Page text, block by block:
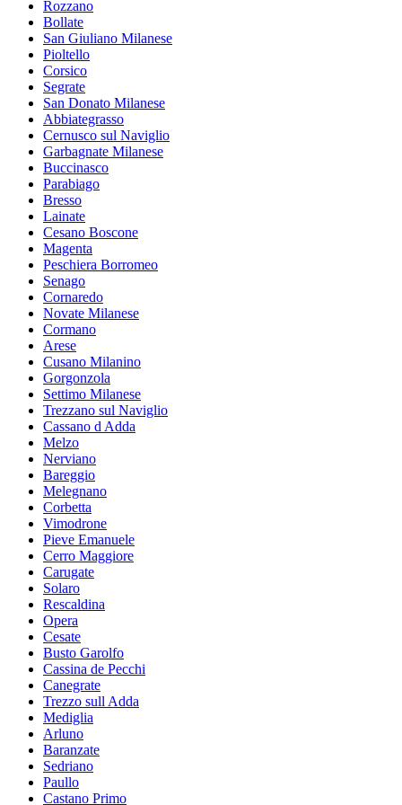
Rozzano
Bollate
San Giuliano Milanese
Pioltello
Corsico
Segrate
San Donato Milanese
Abbiategrasso
Cernusco sul Naviglio
Garbagnate Milanese
Buccinasco
Parabiago
Bresso
Lainate
Cesano Boscone
Magenta
Peschiera Borromeo
Senago
Cornaredo
Novate Milanese
Cormano
Arese
Cusano Milanino
Gorgonzola
Settimo Milanese
Trezzano sul Naviglio
Cassano d Adda
Melzo
Nerviano
Bareggio
Melegnano
Corbetta
Vimodrone
Pieve Emanuele
Cerro Maggiore
Carugate
Solaro
Rescaldina
Opera
Cesate
Busto Garolfo
Cassina de Pecchi
Canegrate
Trezzo sull Adda
Mediglia
Arluno
Baranzate
Sedriano
Paullo
Castano Primo